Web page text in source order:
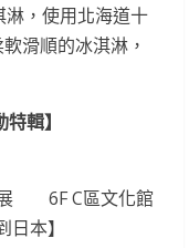
，使用北海道十
滑順的冰淇淋，
輯】
展 6F C區文化館
本】